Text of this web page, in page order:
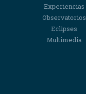
Experiencias
Observatorios
Eclipses
Multimedia